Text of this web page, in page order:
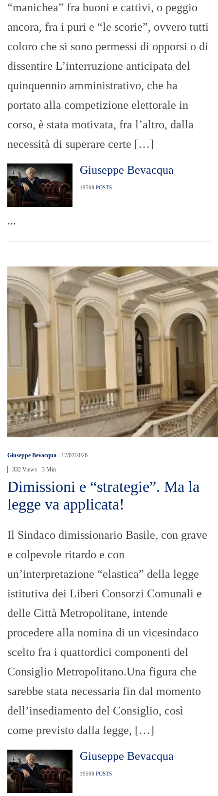
“manichea” fra buoni e cattivi, o peggio
ancora, fra i puri e “le scorie”, ovvero tutti
coloro che si sono permessi di opporsi o di
dissentire L’interruzione anticipata del
quinquennio amministrativo, che ha
portato alla competizione elettorale in
corso, è stata motivata, fra l’altro, dalla
necessità di superare certe […]
Giuseppe Bevacqua
19508 POSTS
...
Giuseppe Bevacqua - 17/02/2026
332 Views 3 Min
Dimissioni e “strategie”. Ma la
legge va applicata!
Il Sindaco dimissionario Basile, con grave
e colpevole ritardo e con
un’interpretazione “elastica” della legge
istitutiva dei Liberi Consorzi Comunali e
delle Città Metropolitane, intende
procedere alla nomina di un vicesindaco
scelto fra i quattordici componenti del
Consiglio Metropolitano.Una figura che
sarebbe stata necessaria fin dal momento
dell’insediamento del Consiglio, così
come previsto dalla legge, […]
Giuseppe Bevacqua
19508 POSTS